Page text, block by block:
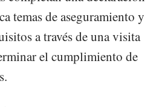
temas de aseguramiento y
a través de una visita
el cumplimiento de